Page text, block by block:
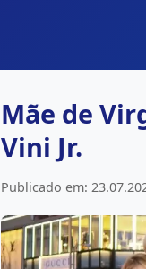
Mãe de
Vini Jr.
Publicado em: